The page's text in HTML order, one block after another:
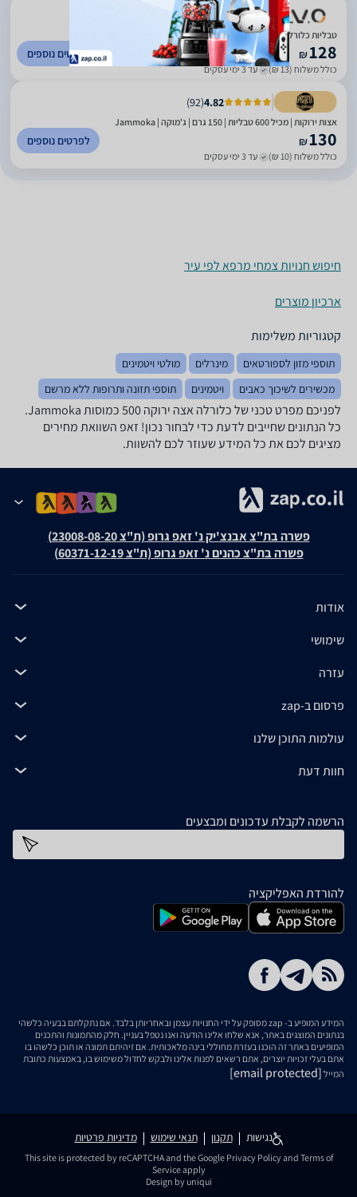
טבליות כלורלה | מכיל 600 טבליות | 150 גרם | GREEN GEM CHLORELLA
₪128
כולל משלוח (13 ₪) עד 3 ימי עסקים
לפרטים נוספים
4.82
(
92
)
אצות ירוקות | מכיל 600 טבליות | 150 גרם | ג'מוקה | Jammoka
₪130
כולל משלוח (10 ₪) עד 3 ימי עסקים
לפרטים נוספים
חיפוש חנויות צמחי מרפא לפי עיר
ארכיון מוצרים
קטגוריות משלימות
תוספי מזון לספורטאים מינרלים
מולטי ויטמינים
מכשירים לשיכוך כאבים
ויטמינים תוספי תזונה ותרופות ללא מרשם
לפניכם מפרט טכני של כלורלה אצה ירוקה 500 כמוסות Jammoka.
כל הנתונים שחייבים לדעת כדי לבחור נכון! זאפ השוואת מחירים
מציגים לכם את כל המידע שעוזר לכם להשוות.
פשרה בת"צ אבנצ'יק נ' זאפ גרופ (ת"צ 23008-08-20)
פשרה בת"צ כהנים נ' זאפ גרופ (ת"צ 60371-12-19)
אודות
שימושי
עזרה
פרסום ב-zap
עולמות התוכן שלנו
חוות דעת
הרשמה לקבלת עדכונים ומבצעים
להורדת האפליקציה
המידע המופיע ב- zap מסופק על ידי החנויות עצמן ובאחריותן בלבד. אם נתקלתם בבעיה כלשהי
בנתונים המוצגים באתר, אנא שלחו אלינו הודעה ואנו נטפל בעניין. חלק מהתמונות והתכנים
המופיעים באתר זה הוכנו בעזרת מחוללי בינה מלאכותית. אם זיהיתם תמונה או תוכן כלשהו בו
אתם בעלי זכויות יוצרים, אתם רשאים לפנות אלינו ולבקש לחדול משימוש בו, באמצעות כתובת
המייל [email protected]
נגישות תקנון תנאי שימוש מדיניות פרטיות
This site is protected by reCAPTCHA and the Google Privacy Policyand Terms of
Serviceapply
Design by uniqui